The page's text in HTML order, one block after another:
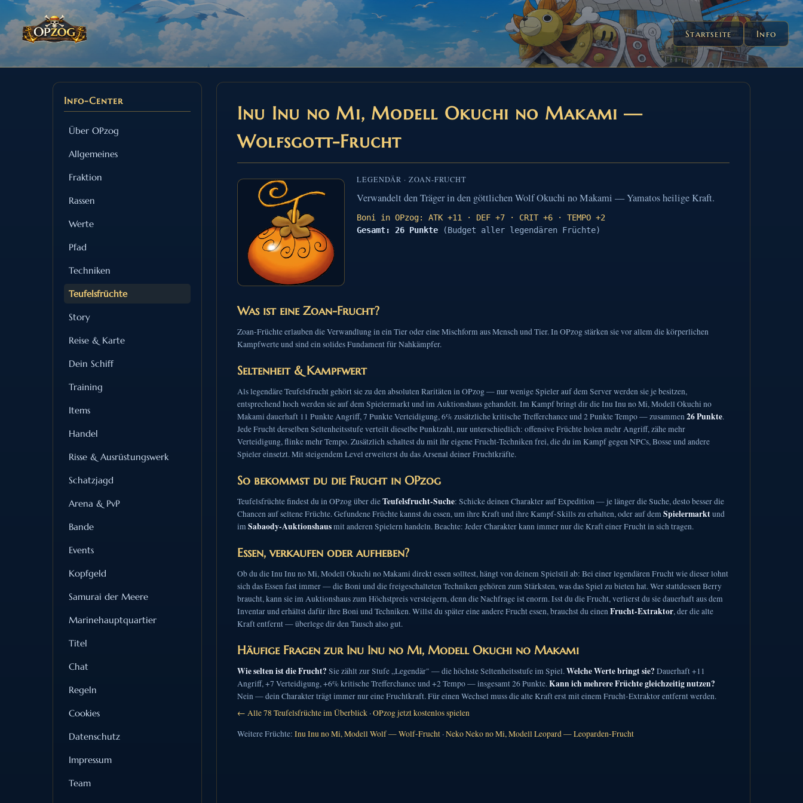
Startseite Info
Info-Center
Über OPzog
Allgemeines
Fraktion
Rassen
Werte
Pfad
Techniken
Teufelsfrüchte
Story
Reise & Karte
Dein Schiff
Training
Items
Handel
Risse & Ausrüstungswerk
Schatzjagd
Arena & PvP
Bande
Events
Kopfgeld
Samurai der Meere
Marinehauptquartier
Titel
Chat
Regeln
Cookies
Datenschutz
Impressum
Team
Inu Inu no Mi, Modell Okuchi no Makami —
Wolfsgott-Frucht
LEGENDÄR · ZOAN-FRUCHT
Verwandelt den Träger in den göttlichen Wolf Okuchi no Makami — Yamatos heilige Kraft.
Boni in OPzog: ATK +11 · DEF +7 · CRIT +6 · TEMPO +2
Gesamt: 26 Punkte (Budget aller legendären Früchte)
Was ist eine Zoan-Frucht?
Zoan-Früchte erlauben die Verwandlung in ein Tier oder eine Mischform aus Mensch und Tier. In OPzog stärken sie vor allem die körperlichen
Kampfwerte und sind ein solides Fundament für Nahkämpfer.
Seltenheit & Kampfwert
Als legendäre Teufelsfrucht gehört sie zu den absoluten Raritäten in OPzog — nur wenige Spieler auf dem Server werden sie je besitzen,
entsprechend hoch werden sie auf dem Spielermarkt und im Auktionshaus gehandelt. Im Kampf bringt dir die Inu Inu no Mi, Modell Okuchi no
Makami dauerhaft 11 Punkte Angriff, 7 Punkte Verteidigung, 6% zusätzliche kritische Trefferchance und 2 Punkte Tempo — zusammen26 Punkte.
Jede Frucht derselben Seltenheitsstufe verteilt dieselbe Punktzahl, nur unterschiedlich: offensive Früchte holen mehr Angriff, zähe mehr
Verteidigung, flinke mehr Tempo. Zusätzlich schaltest du mit ihr eigene Frucht-Techniken frei, die du im Kampf gegen NPCs, Bosse und andere
Spieler einsetzt. Mit steigendem Level erweiterst du das Arsenal deiner Fruchtkräfte.
So bekommst du die Frucht in OPzog
Teufelsfrüchte findest du in OPzog über dieTeufelsfrucht-Suche: Schicke deinen Charakter auf Expedition — je länger die Suche, desto besser die
Chancen auf seltene Früchte. Gefundene Früchte kannst du essen, um ihre Kraft und ihre Kampf-Skills zu erhalten, oder auf dem Spielermarktund
im Sabaody-Auktionshausmit anderen Spielern handeln. Beachte: Jeder Charakter kann immer nur die Kraft einer Frucht in sich tragen.
Essen, verkaufen oder aufheben?
Ob du die Inu Inu no Mi, Modell Okuchi no Makami direkt essen solltest, hängt von deinem Spielstil ab: Bei einer legendären Frucht wie dieser lohnt
sich das Essen fast immer — die Boni und die freigeschalteten Techniken gehören zum Stärksten, was das Spiel zu bieten hat. Wer stattdessen Berry
braucht, kann sie im Auktionshaus zum Höchstpreis versteigern, denn die Nachfrage ist enorm. Isst du die Frucht, verlierst du sie dauerhaft aus dem
Inventar und erhältst dafür ihre Boni und Techniken. Willst du später eine andere Frucht essen, brauchst du einenFrucht-Extraktor, der die alte
Kraft entfernt — überlege dir den Tausch also gut.
Häufige Fragen zur Inu Inu no Mi, Modell Okuchi no Makami
Wie selten ist die Frucht? Sie zählt zur Stufe „Legendär" — die höchste Seltenheitsstufe im Spiel.Welche Werte bringt sie? Dauerhaft +11
Angriff, +7 Verteidigung, +6% kritische Trefferchance und +2 Tempo — insgesamt 26 Punkte.Kann ich mehrere Früchte gleichzeitig nutzen?
Nein — dein Charakter trägt immer nur eine Fruchtkraft. Für einen Wechsel muss die alte Kraft erst mit einem Frucht-Extraktor entfernt werden.
← Alle 78 Teufelsfrüchte im Überblick ·OPzog jetzt kostenlos spielen
Weitere Früchte: Inu Inu no Mi, Modell Wolf — Wolf-Frucht ·Neko Neko no Mi, Modell Leopard — Leoparden-Frucht